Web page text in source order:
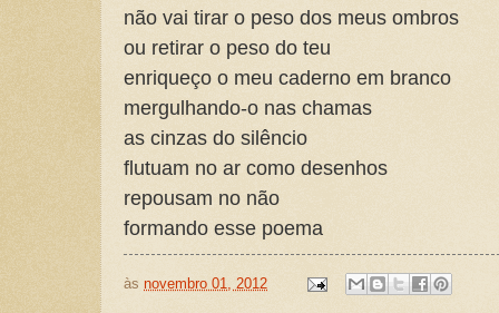
não vai tirar o peso dos meus ombros
ou retirar o peso do teu
enriqueço o meu caderno em branco
mergulhando-o nas chamas
as cinzas do silêncio
flutuam no ar como desenhos
repousam no não
formando esse poema
às novembro 01, 2012